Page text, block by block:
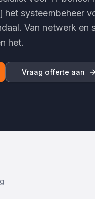
het systeembeheer
Van netwerk en
het.
Vraag offerte aan